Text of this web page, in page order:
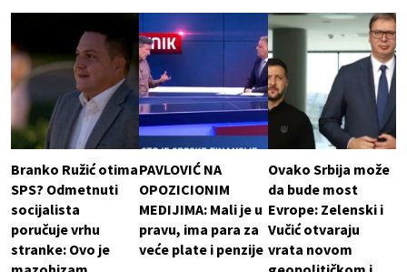
Branko Ružić otima
SPS? Odmetnuti
socijalista
poručuje vrhu
stranke: Ovo je
PAVLOVIĆ NA
OPOZICIONIM
MEDIJIMA: Mali je u
pravu, ima para za
veće plate i penzije
Ovako Srbija može
da bude most
Evrope: Zelenski i
Vučić otvaraju
vrata novom